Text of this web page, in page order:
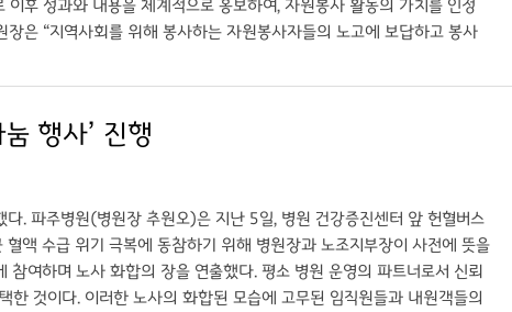
후 성과와 내용을 체계적으로 홍보하여, 자원봉사 활동의 가치를 인정
은 “지역사회를 위해 봉사하는 자원봉사자들의 노고에 보답하고 봉사
진을 위한 뜻깊은 협약에 함께해 준 경기도의료원포천병원에 감사드린
안내 받을 수 있으며 검진을 원하는 우수자원봉사자 각각이 개별적으
행사’ 진행
. 파주병원(병원장 추원오)은 지난 5일, 병원 건강증진센터 앞 헌혈버스
액 수급 위기 극복에 동참하기 위해 병원장과 노조지부장이 사전에 뜻을
여하며 노사 화합의 장을 연출했다. 평소 병원 운영의 파트너로서 신뢰
한 것이다. 이러한 노사의 화합된 모습에 고무된 임직원들과 내원객들의